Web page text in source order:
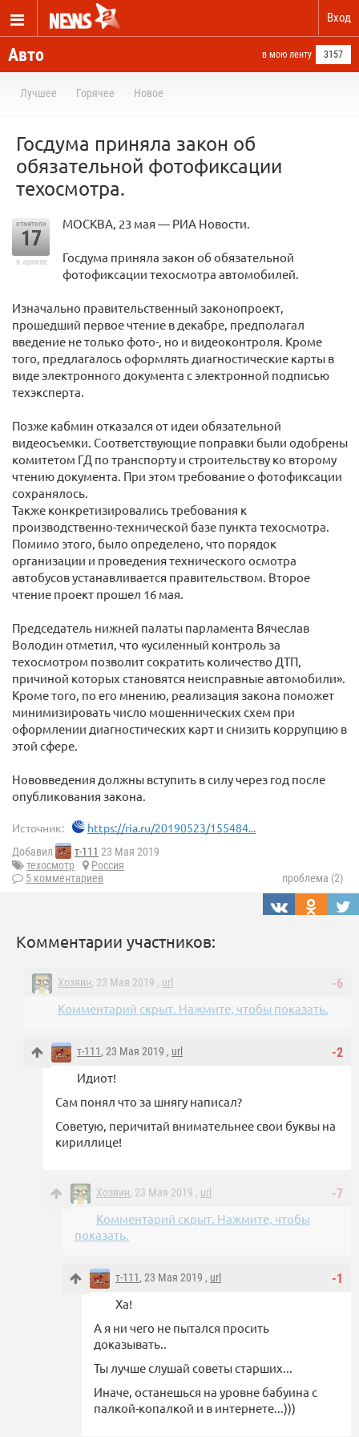
Вход
Авто в мою ленту 3157
Лучшее Горячее Новое
Госдума приняла закон об
обязательной фотофиксации
техосмотра.
отметили
17
в архиве
МОСКВА, 23 мая — РИА Новости.
Госдума приняла закон об обязательной
фотофиксации техосмотра автомобилей.
Изначально правительственный законопроект,
прошедший первое чтение в декабре, предполагал
введение не только фото-, но и видеоконтроля. Кроме
того, предлагалось оформлять диагностические карты в
виде электронного документа с электронной подписью
техэксперта.
Позже кабмин отказался от идеи обязательной
видеосъемки. Соответствующие поправки были одобрены
комитетом ГД по транспорту и строительству ко второму
чтению документа. При этом требование о фотофиксации
сохранялось.
Также конкретизировались требования к
производственно-технической базе пункта техосмотра.
Помимо этого, было определено, что порядок
организации и проведения технического осмотра
автобусов устанавливается правительством. Второе
чтение проект прошел 16 мая.
Председатель нижней палаты парламента Вячеслав
Володин отметил, что «усиленный контроль за
техосмотром позволит сократить количество ДТП,
причиной которых становятся неисправные автомобили».
Кроме того, по его мнению, реализация закона поможет
минимизировать число мошеннических схем при
оформлении диагностических карт и снизить коррупцию в
этой сфере.
Нововведения должны вступить в силу через год после
опубликования закона.
Источник: https://ria.ru/20190523/155484...
Добавил т-111 23 Мая 2019
техосмотр
Россия
5 комментариев
проблема (2)
Комментарии участников:
-6
Хозяин, 23 Мая 2019 , url
Комментарий скрыт. Нажмите, чтобы показать.
-2
т-111, 23 Мая 2019 , url
Идиот!
Сам понял что за шнягу написал?
Советую, перичитай внимательнее свои буквы на
кириллице!
-7
Хозяин, 23 Мая 2019 , url
Комментарий скрыт. Нажмите, чтобы
показать.
-1
т-111, 23 Мая 2019 , url
Ха!
А я ни чего не пытался просить
доказывать..
Ты лучше слушай советы старших...
Иначе, останешься на уровне бабуина с
палкой-копалкой и в интернете...)))